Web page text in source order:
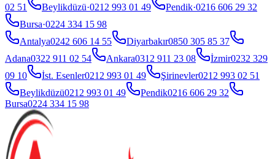
02 51
Beylikdüzü·0212 993 01 49 Pendik·0216 606 29 32
Bursa·0224 334 15 98
Antalya0242 606 14 55 Diyarbakır0850 305 85 37
Adana0322 911 02 54 Ankara0312 911 23 08 İzmir0232 329
09 10
İst. Esenler0212 993 01 49 Şirinevler0212 993 02 51
Beylikdüzü0212 993 01 49 Pendik0216 606 29 32
Bursa0224 334 15 98